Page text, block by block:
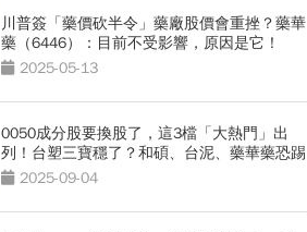
川普簽「藥價砍半令」藥廠股價會重挫？藥華
藥（6446）：目前不受影響，原因是它！
2025-05-13
0050成分股要換股了，這3檔「大熱門」出
列！台塑三寶穩了？和碩、台泥、藥華藥恐踢
出 2025-09-04